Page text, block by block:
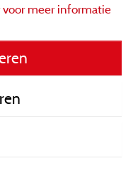
use
voor meer informatie